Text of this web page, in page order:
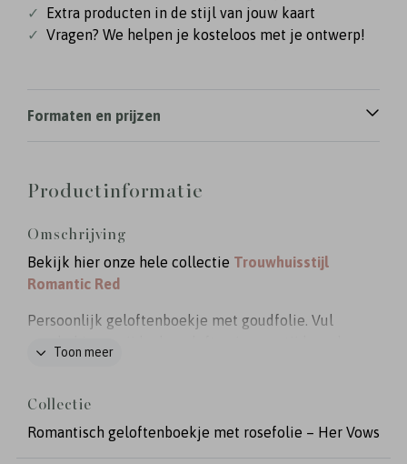
✓
Extra producten in de stijl van jouw kaart
✓ Vragen? We helpen je kosteloos met je ontwerp!
Formaten en prijzen
Productinformatie
Omschrijving
Bekijk hier onze hele collectie Trouwhuisstijl
Romantic Red
Persoonlijk geloftenboekje met goudfolie. Vul
Toon meer
Collectie
Romantisch geloftenboekje met rosefolie – Her Vows